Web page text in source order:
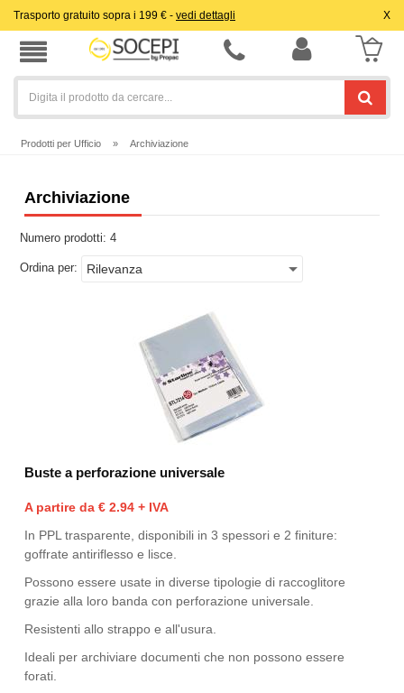
Trasporto gratuito sopra i 199 € - vedi dettagli X
Prodotti per Ufficio » Archiviazione
Archiviazione
Numero prodotti: 4
Ordina per:
Buste a perforazione universale
A partire da € 2.94 + IVA
In PPL trasparente, disponibili in 3 spessori e 2 finiture:
goffrate antiriflesso e lisce.
Possono essere usate in diverse tipologie di raccoglitore
grazie alla loro banda con perforazione universale.
Resistenti allo strappo e all'usura.
Ideali per archiviare documenti che non possono essere
forati.